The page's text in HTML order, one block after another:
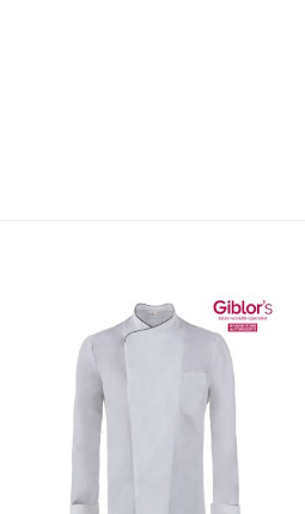
Aggiungi
alla lista
desideri